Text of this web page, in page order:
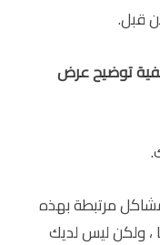
قبل.
توضيح عرض
مرتبطة بهذه
، ولكن ليس لديك